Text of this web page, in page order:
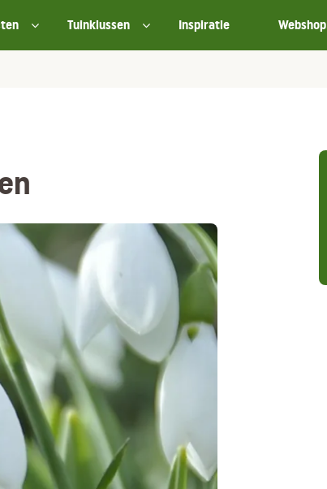
Tuinklussen Inspiratie Webshop